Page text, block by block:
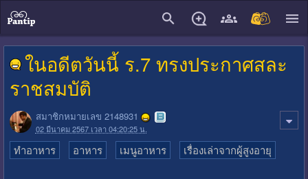
ในอดีตวันนี้ ร.7 ทรงประกาศสละ
ราชสมบัติ
สมาชิกหมายเลข 2148931
02 มีนาคม 2567 เวลา 04:20:25 น.
ทำอาหาร อาหาร เมนูอาหาร เรื่องเล่าจากผู้สูงอายุ
close